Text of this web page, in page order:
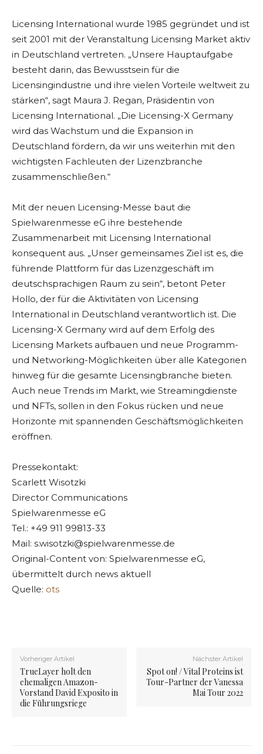
Licensing International wurde 1985 gegründet und ist
seit 2001 mit der Veranstaltung Licensing Market aktiv
in Deutschland vertreten. „Unsere Hauptaufgabe
besteht darin, das Bewusstsein für die
Licensingindustrie und ihre vielen Vorteile weltweit zu
stärken“, sagt Maura J. Regan, Präsidentin von
Licensing International. „Die Licensing-X Germany
wird das Wachstum und die Expansion in
Deutschland fördern, da wir uns weiterhin mit den
wichtigsten Fachleuten der Lizenzbranche
zusammenschließen.“
Mit der neuen Licensing-Messe baut die
Spielwarenmesse eG ihre bestehende
Zusammenarbeit mit Licensing International
konsequent aus. „Unser gemeinsames Ziel ist es, die
führende Plattform für das Lizenzgeschäft im
deutschsprachigen Raum zu sein“, betont Peter
Hollo, der für die Aktivitäten von Licensing
International in Deutschland verantwortlich ist. Die
Licensing-X Germany wird auf dem Erfolg des
Licensing Markets aufbauen und neue Programm-
und Networking-Möglichkeiten über alle Kategorien
hinweg für die gesamte Licensingbranche bieten.
Auch neue Trends im Markt, wie Streamingdienste
und NFTs, sollen in den Fokus rücken und neue
Horizonte mit spannenden Geschäftsmöglichkeiten
eröffnen.
Pressekontakt:
Scarlett Wisotzki
Director Communications
Spielwarenmesse eG
Tel.: +49 911 99813-33
Mail: s.wisotzki@spielwarenmesse.de
Original-Content von: Spielwarenmesse eG,
übermittelt durch news aktuell
Quelle: ots
Vorheriger Artikel
TrueLayer holt den
ehemaligen Amazon-
Vorstand David Exposito in
die Führungsriege
Nächster Artikel
Spot on! / Vital Proteins ist
Tour-Partner der Vanessa
Mai Tour 2022